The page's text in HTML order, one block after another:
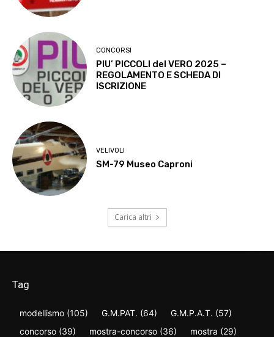
CONCORSI
PIU’ PICCOLI del VERO 2025 –
REGOLAMENTO E SCHEDA DI
ISCRIZIONE
VELIVOLI
SM-79 Museo Caproni
Carica altri
Tag
modellismo (105) G.M.PAT. (64) G.M.P.A.T. (57)
concorso (39) mostra-concorso (36) mostra (29)